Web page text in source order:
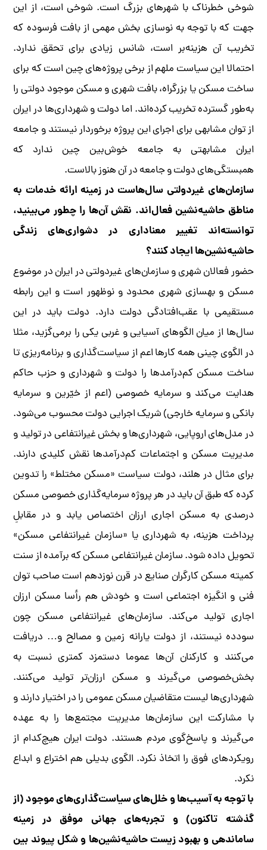
شوخی خطرناک با شهرهای بزرگ است. شوخی است، از این
جهت که با توجه به نوسازی بخش مهمی از بافت فرسوده که
تخریب آن هزینه‌بر است، شانس زیادی برای تحقق ندارد.
احتمالا این سیاست ملهم از برخی پروژه‌های چین است که برای
ساخت مسکن یا بزرگراه، بافت شهری و مسکن موجود دولتی را
به‌طور گسترده تخریب کرده‌اند. اما دولت و شهرداری‌ها در ایران
از توان مشابهی برای اجرای این پروژه برخوردار نیستند و جامعه
ایران مشابهتی به جامعه خوش‌بین چین ندارد که
همبستگی‌های دولت و جامعه در آن هنوز بالاست.
سازمان‌های غیردولتی سال‌هاست در زمینه‌ ارائه‌ خدمات به
مناطق حاشیه‌نشین فعال‌اند. نقش آن‌ها را چطور می‌بینید،
توانسته‌اند تغییر معناداری در دشواری‌های زندگی
حاشیه‌نشین‌ها ایجاد کنند؟
حضور فعالان شهری و سازمان‌های غیردولتی در ایران در موضوع
مسکن و بهسازی شهری محدود و نوظهور است و این رابطه
مستقیمی با عقب‌افتادگی دولت دارد. دولت باید در این
سال‌ها از میان الگو‌های آسیایی و غربی یکی را برمی‌گزید، مثلا
در الگوی چینی همه کارها اعم از سیاست‌گذاری و برنامه‌ریزی تا
ساخت مسکن کم‌درآمدها را دولت و شهرداری و حزب حاکم
هدایت می‌کند و سرمایه خصوصی (اعم از خیّرین و سرمایه
بانکی و سرمایه خارجی) شریک اجرایی دولت محسوب می‌شود.
در مدل‌های‌ اروپایی، شهرداری‌ها و بخش غیرانتفاعی در تولید و
مدیریت مسکن و اجتماعات کم‌درآمدها نقش کلیدی دارند.
برای مثال در هلند، دولت سیاست «مسکن مختلط» را تدوین
کرده که طبق آن باید در هر پروژه سرمایه‌گذاری خصوصی مسکن
درصدی به مسکن اجاری ارزان اختصاص یابد و در مقابلِ
پرداخت هزینه، به شهرداری یا «سازمان غیرانتفاعی مسکن»
تحویل داده شود. سازمان غیرانتفاعی مسکن که برآمده از سنت
کمیته مسکن کارگران صنایع در قرن نوزدهم است صاحب توان
فنی و انگیزه اجتماعی است و خودش هم رأسا مسکن ارزان
اجاری تولید می‌کند. سازمان‌های غیرانتفاعی مسکن چون
سودده نیستند، از دولت یارانه زمین و مصالح و… دریافت
می‌کنند و کارکنان آن‌ها عموما دستمزد کمتری نسبت به
بخش‌خصوصی می‌گیرند و مسکن ارزان‌تر تولید می‌کنند.
شهرداری‌ها لیست متقاضیان مسکن عمومی را در اختیار دارند و
با مشارکت این سازمان‌ها مدیریت مجتمع‌ها را به عهده
می‌گیرند و پاسخ‌گوی مردم هستند. دولت ایران هیچ‌کدام از
رویکردهای فوق را اتخاذ نکرد. الگوی بدیلی هم اختراع و ابداع
نکرد.
با توجه به آسیب‌ها و خلل‌های سیاست‌گذاری‌های موجود (از
گذشته تاکنون) و تجربه‌های جهانی موفق در زمینه‌
ساماندهی و بهبود زیست حاشیه‌نشین‌ها و شکل پیوند بین